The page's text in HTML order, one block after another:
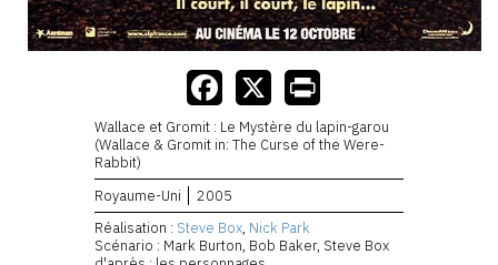
Wallace et Gromit : Le Mystère du lapin-garou
(Wallace & Gromit in: The Curse of the Were-
Rabbit)
Royaume-Uni
2005
Réalisation : Steve Box, Nick Park
Scénario : Mark Burton, Bob Baker, Steve Box